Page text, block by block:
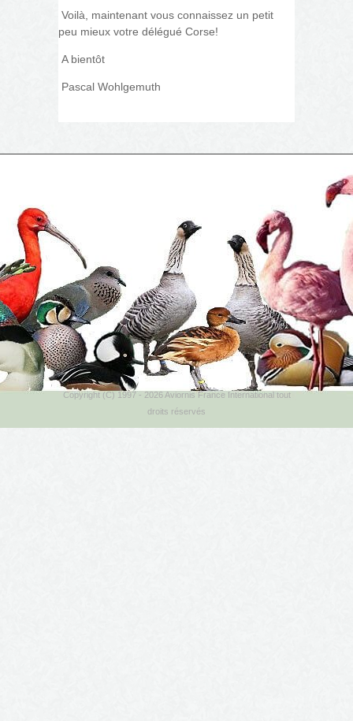
Voilà, maintenant vous connaissez un petit
peu mieux votre délégué Corse!
A bientôt
Pascal Wohlgemuth
Copyright (C) 1997 - 2026 Aviornis France International tout
droits réservés